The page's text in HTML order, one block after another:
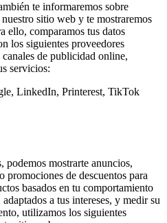
te informaremos sobre
sitio web y te mostraremos
ello, comparamos tus datos
los siguientes proveedores
de publicidad online,
servicios:
LinkedIn, Printerest, TikTok
podemos mostrarte anuncios,
promociones de descuentos para
basados en tu comportamiento
a tus intereses, y medir su
utilizamos los siguientes